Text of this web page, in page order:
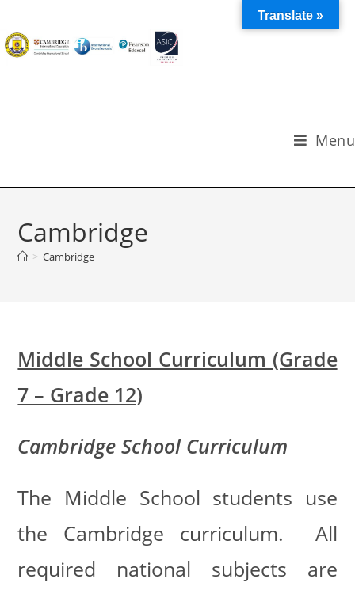
Menu
Cambridge
> Cambridge
Middle School Curriculum (Grade
7 – Grade 12)
Cambridge School Curriculum
The Middle School students use
the Cambridge curriculum. All
required national subjects are
Translate »